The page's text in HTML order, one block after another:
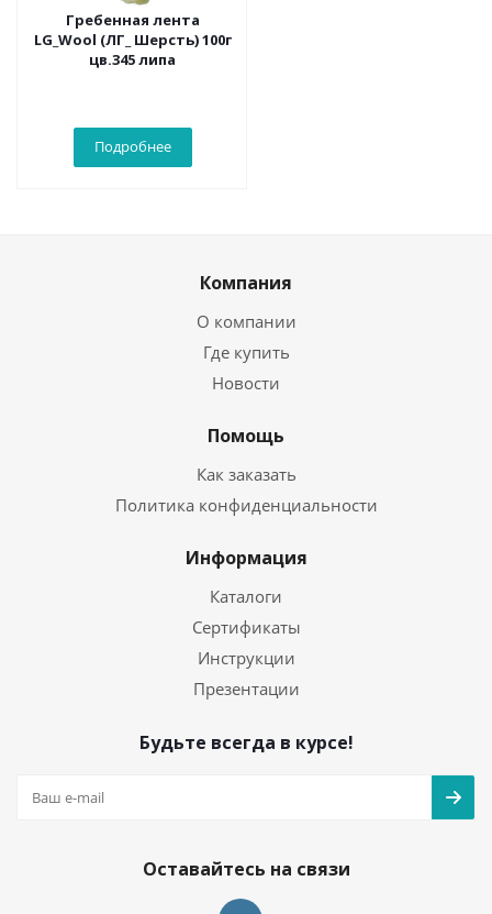
Гребенная лента
LG_Wool (ЛГ_ Шерсть) 100г
цв.345 липа
Подробнее
Компания
О компании
Где купить
Новости
Помощь
Как заказать
Политика конфиденциальности
Информация
Каталоги
Сертификаты
Инструкции
Презентации
Будьте всегда в курсе!
Оставайтесь на связи